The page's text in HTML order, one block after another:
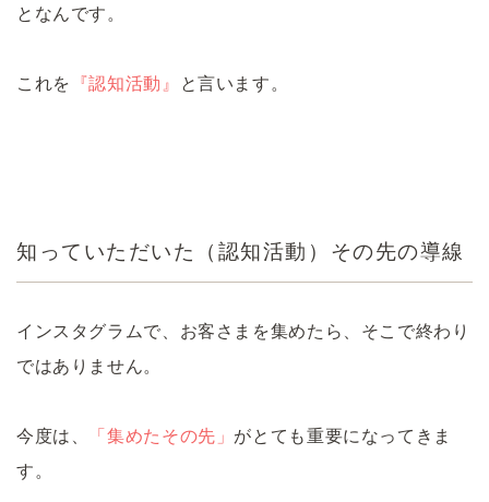
となんです。
これを 『認知活動』 と言います。
知っていただいた（認知活動）その先の導線
インスタグラムで、お客さまを集めたら、そこで終わり
ではありません。
今度は、 「集めたその先」 がとても重要になってきま
す。